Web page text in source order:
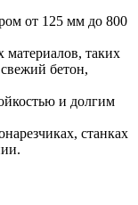
от 125 мм до 800
материалов, таких
бетон,
и долгим
станках